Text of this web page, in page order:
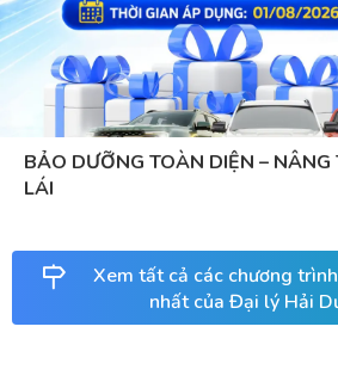
BẢO DƯỠNG TOÀN DIỆN – NÂNG
LÁI
Xem tất cả các chương
nhất của Đại lý Hải